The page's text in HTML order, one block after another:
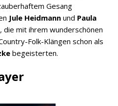
Gesang
Jule Heidmann und Paula
die mit ihrem wunderschönen
Folk-Klängen schon als
begeisterten.